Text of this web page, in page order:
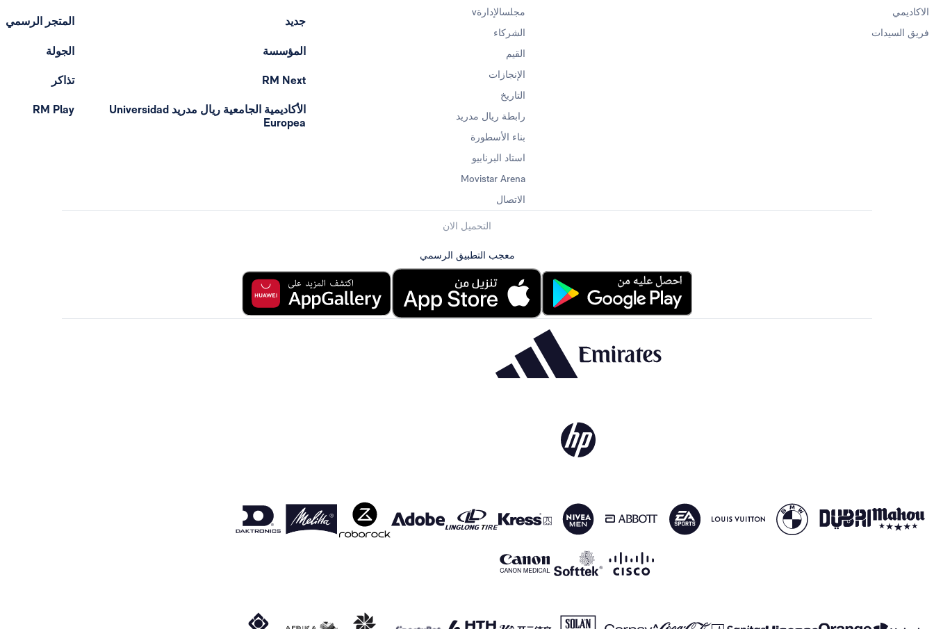
الاكاديمي
فريق السيدات
مجلسالإدارةv
الشركاء
القيم
الإنجازات
التاريخ
رابطة ريال مدريد
بناء الأسطورة
استاد البرنابيو
Movistar Arena
الاتصال
جديد
المؤسسة
RM Next
الأكاديمية الجامعية ريال مدريد Universidad
Europea
المتجر الرسمي
الجولة
تذاكر
RM Play
التحميل الان
معجب التطبيق الرسمي